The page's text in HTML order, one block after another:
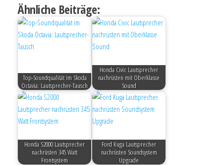
Ähnliche Beiträge:
Top-Soundqualität im Skoda
Octavia: Lautsprecher-Tausch
Honda Civic Lautsprecher
nachrüsten mit Oberklasse
Sound
Honda S2000 Lautsprecher
nachrüsten 345 Watt
Frontsystem
Ford Kuga Lautsprecher
nachrüsten Soundsystem
Upgrade